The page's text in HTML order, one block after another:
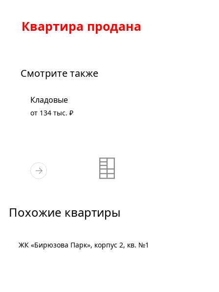
Квартира продана
Смотрите также
Кладовые
от 134 тыс. ₽
Похожие квартиры
ЖК «Бирюзова Парк», корпус 2, кв. №1